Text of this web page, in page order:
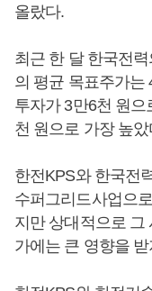
올랐다.
최근 한 달 한국전
의 평균 목표주가는
투자가 3만6천 원
천 원으로 가장 높았
한전KPS와 한국전
수퍼그리드사업으
지만 상대적으로 그
가에는 큰 영향을